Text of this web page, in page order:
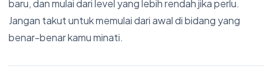
baru, dan mulai dari level yang lebih rendah jika perlu.
Jangan takut untuk memulai dari awal di bidang yang
benar-benar kamu minati.